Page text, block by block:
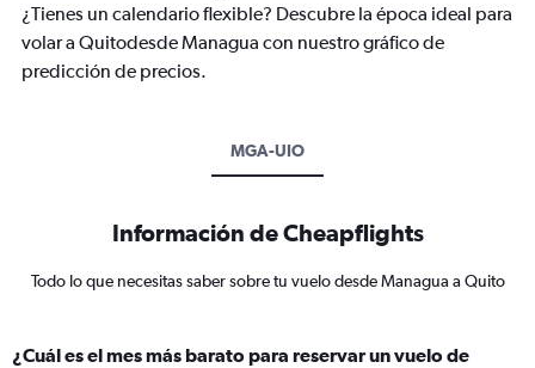
¿Tienes un calendario flexible? Descubre la época ideal para
volar a Quitodesde Managua con nuestro gráfico de
predicción de precios.
MGA-UIO
Información de Cheapflights
Todo lo que necesitas saber sobre tu vuelo desde Managua a Quito
¿Cuál es el mes más barato para reservar un vuelo de